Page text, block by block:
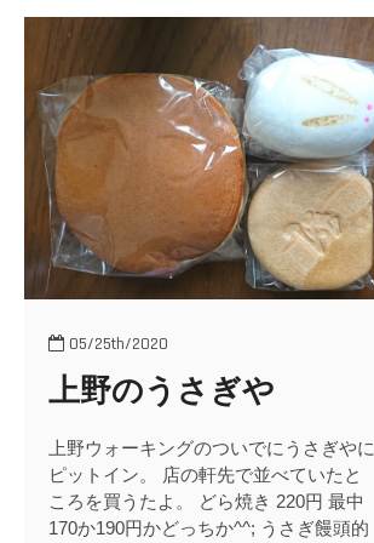
05/25th/2020
上野のうさぎや
上野ウォーキングのついでにうさぎやに
ピットイン。 店の軒先で並べていたと
ころを買うたよ。 どら焼き 220円 最中
170か190円かどっちか^^; うさぎ饅頭的